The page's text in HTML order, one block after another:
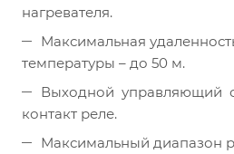
нагревателя.
Максимальная
температуры – до 50 м.
Выходной управляющий
контакт реле.
Максимальный диапазон